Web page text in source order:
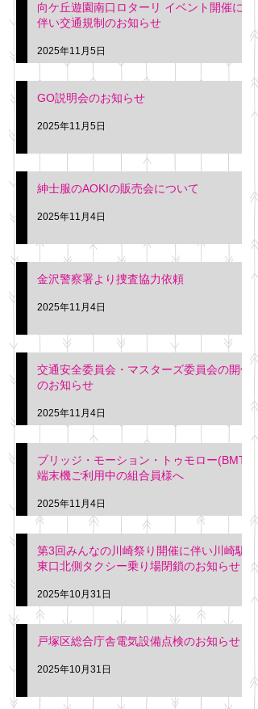
を行います。 神奈川個人
タクシー協同組合 専務 佐
久間
向ケ丘遊園南口ロターリ イベント開催に
伴い交通規制のお知らせ
2025年11月5日
GO説明会のお知らせ
2025年11月5日
紳士服のAOKIの販売会について
2025年11月4日
金沢警察署より捜査協力依頼
2025年11月4日
交通安全委員会・マスターズ委員会の開催
のお知らせ
2025年11月4日
ブリッジ・モーション・トゥモロー(BMT)
端末機ご利用中の組合員様へ
2025年11月4日
第3回みんなの川崎祭り開催に伴い川崎駅
東口北側タクシー乗り場閉鎖のお知らせ
2025年10月31日
戸塚区総合庁舎電気設備点検のお知らせ
2025年10月31日